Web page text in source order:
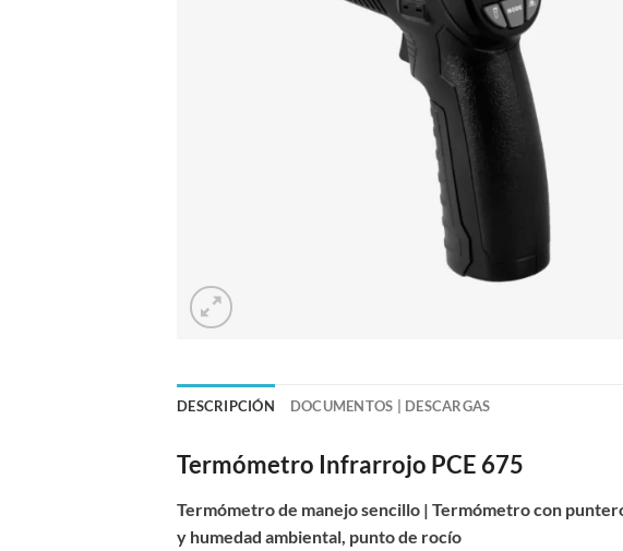
DESCRIPCIÓN DOCUMENTOS | DESCARGAS
Termómetro Infrarrojo PCE 675
Termómetro de manejo sencillo | Termómetro con
y humedad ambiental, punto de rocío